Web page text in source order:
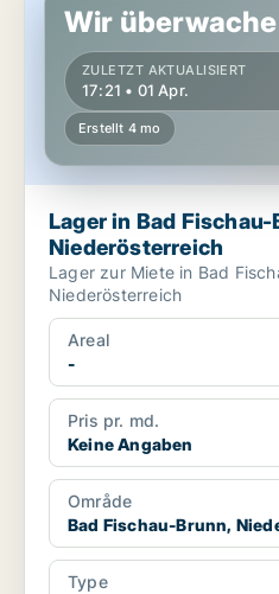
Wir
ZULETZT AKTUALISIERT
17:21 • 01 Apr.
Erstellt 4 mo
Lager in Bad Fischau-
Niederösterreich
Lager zur Miete in Bad
Niederösterreich
Areal
-
Pris pr. md.
Keine Angaben
Område
Bad Fischau-Brunn,
Type